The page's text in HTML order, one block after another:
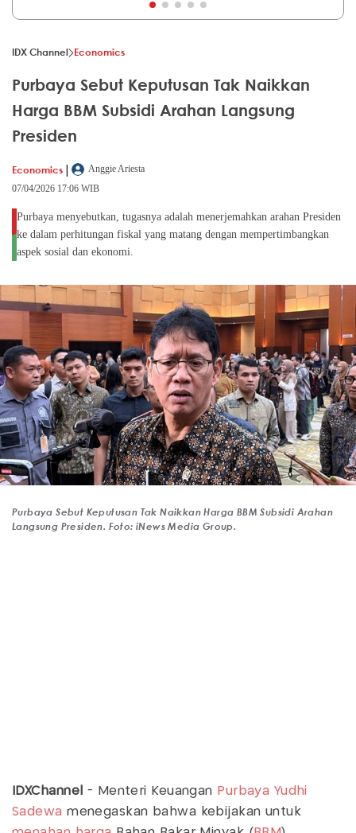
IDX Channel Economics
Purbaya Sebut Keputusan Tak Naikkan
Harga BBM Subsidi Arahan Langsung
Presiden
Economics |
Anggie Ariesta
07/04/2026 17:06 WIB
Purbaya menyebutkan, tugasnya adalah menerjemahkan arahan Presiden
ke dalam perhitungan fiskal yang matang dengan mempertimbangkan
aspek sosial dan ekonomi.
Purbaya Sebut Keputusan Tak Naikkan Harga BBM Subsidi Arahan
Langsung Presiden. Foto: iNews Media Group.
IDXChannel - Menteri Keuangan Purbaya Yudhi
Sadewa menegaskan bahwa kebijakan untuk